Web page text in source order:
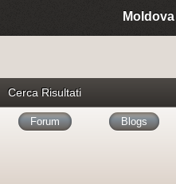
Cerca Risultati
Forum Blogs